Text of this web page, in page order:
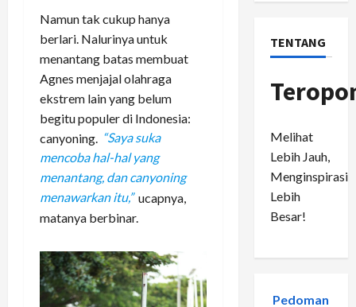
Namun tak cukup hanya
berlari. Nalurinya untuk
menantang batas membuat
Agnes menjajal olahraga
ekstrem lain yang belum
begitu populer di Indonesia:
canyoning. “Saya suka
mencoba hal-hal yang
menantang, dan canyoning
menawarkan itu,” ucapnya,
matanya berbinar.
TENTANG
Melihat
Lebih Jauh,
Menginspirasi
Lebih
Besar!
Pedoman